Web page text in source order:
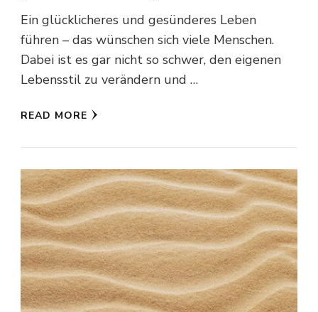
Ein glücklicheres und gesünderes Leben
führen – das wünschen sich viele Menschen.
Dabei ist es gar nicht so schwer, den eigenen
Lebensstil zu verändern und …
READ MORE